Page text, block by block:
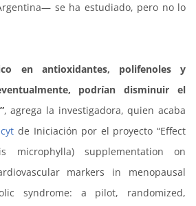
se ha estudiado, pero no lo
en antioxidantes, polifenoles y
podrían disminuir el
, agrega la investigadora, quien acaba
de Iniciación por el proyecto “Effect
microphylla) supplementation on
markers in menopausal
syndrome: a pilot, randomized,